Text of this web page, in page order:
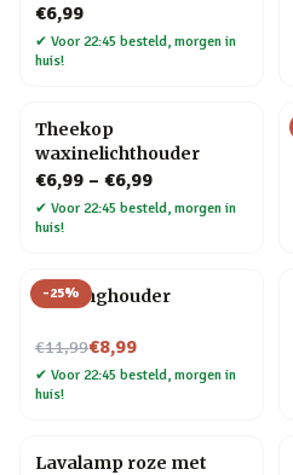
€6,99
✔ Voor 22:45 besteld, morgen in
huis!
Theekop
waxinelichthouder
€6,99 – €6,99
✔ Voor 22:45 besteld, morgen in
huis!
-25%
Kat ringhouder
€11,99
Nu voor€8,99
✔ Voor 22:45 besteld, morgen in
huis!
Lavalamp roze met